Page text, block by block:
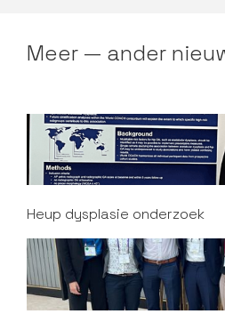
Meer — ander
Heup dysplasie onderzoek